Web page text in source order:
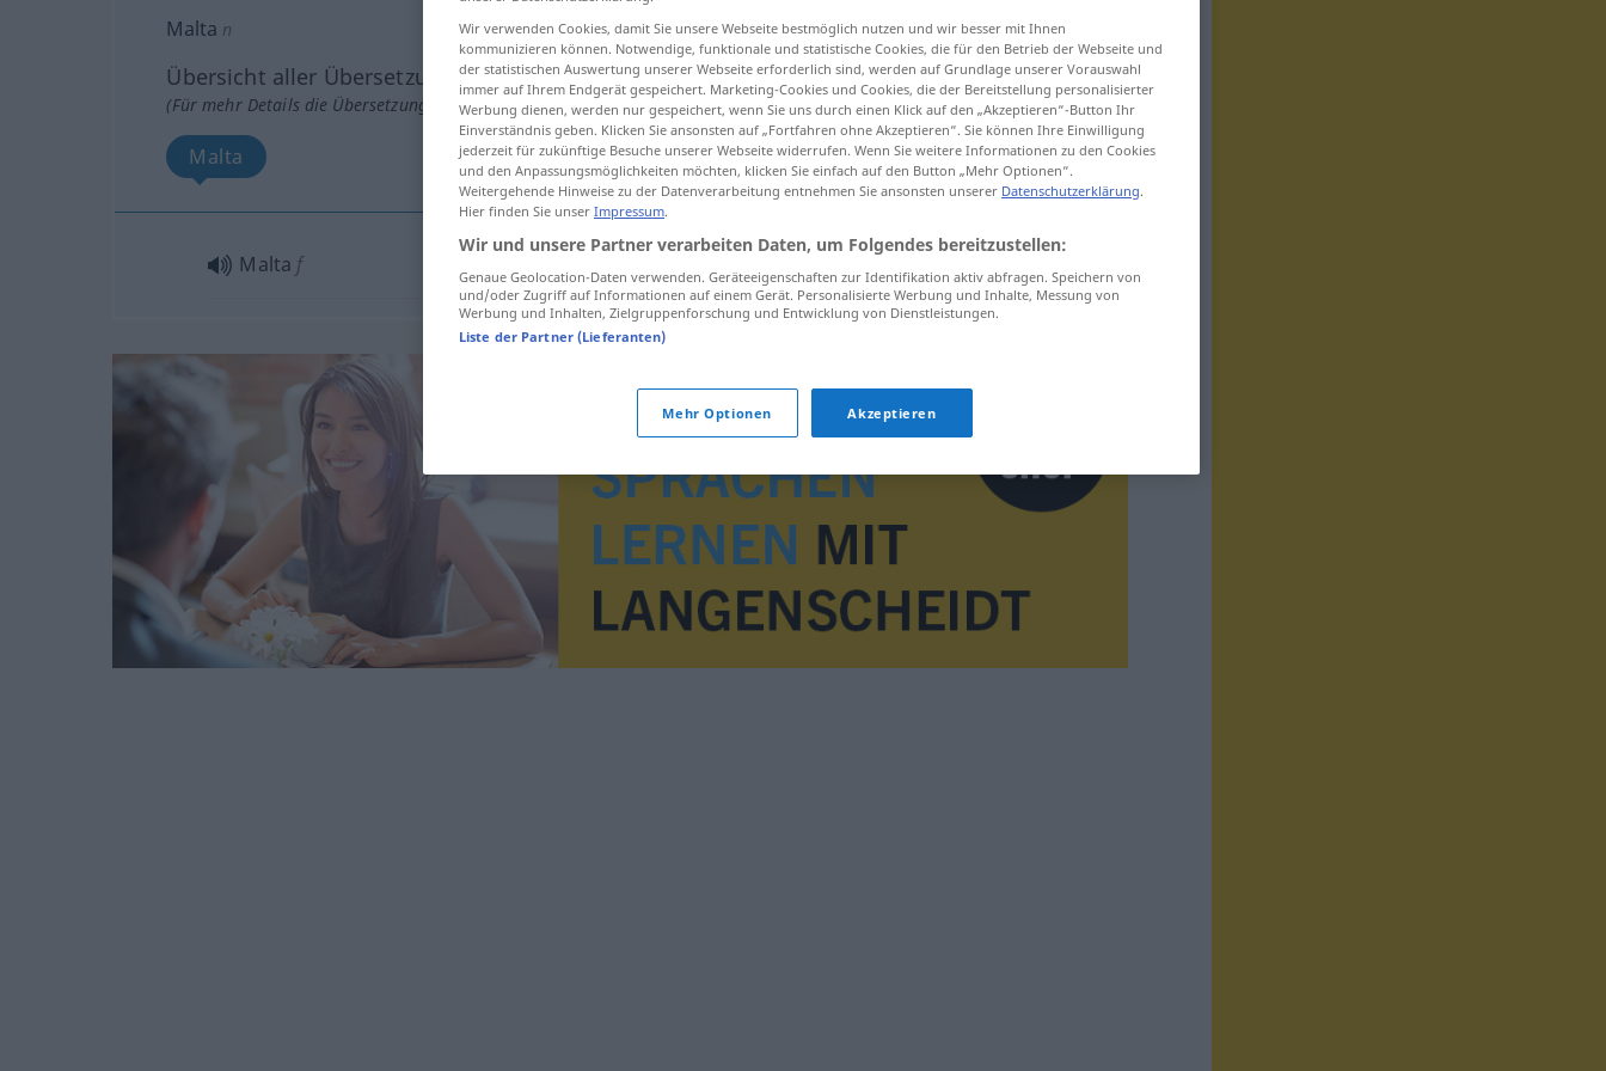
Malta n
Übersicht aller Übersetzungen
(Für mehr Details die Übersetzung anklicken/antippen)
Malta
Malta f
Wir verwenden Cookies, damit Sie unsere Webseite bestmöglich nutzen und wir besser mit Ihnen
kommunizieren können. Notwendige, funktionale und statistische Cookies, die für den Betrieb der Webseite und
der statistischen Auswertung unserer Webseite erforderlich sind, werden auf Grundlage unserer Vorauswahl
immer auf Ihrem Endgerät gespeichert. Marketing-Cookies und Cookies, die der Bereitstellung personalisierter
Werbung dienen, werden nur gespeichert, wenn Sie uns durch einen Klick auf den „Akzeptieren“-Button Ihr
Einverständnis geben. Klicken Sie ansonsten auf „Fortfahren ohne Akzeptieren“. Sie können Ihre Einwilligung
jederzeit für zukünftige Besuche unserer Webseite widerrufen. Wenn Sie weitere Informationen zu den Cookies
und den Anpassungsmöglichkeiten möchten, klicken Sie einfach auf den Button „Mehr Optionen“.
Weitergehende Hinweise zu der Datenverarbeitung entnehmen Sie ansonsten unserer Datenschutzerklärung.
Hier finden Sie unser Impressum.
Wir und unsere Partner verarbeiten Daten, um Folgendes bereitzustellen:
Genaue Geolocation-Daten verwenden. Geräteeigenschaften zur Identifikation aktiv abfragen. Speichern von
und/oder Zugriff auf Informationen auf einem Gerät. Personalisierte Werbung und Inhalte, Messung von
Werbung und Inhalten, Zielgruppenforschung und Entwicklung von Dienstleistungen.
Liste der Partner (Lieferanten)
Mehr Optionen Akzeptieren